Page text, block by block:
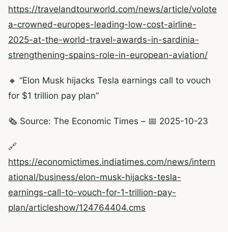
https://travelandtourworld.com/news/article/volote
a-crowned-europes-leading-low-cost-airline-
2025-at-the-world-travel-awards-in-sardinia-
strengthening-spains-role-in-european-aviation/
🔸 “Elon Musk hijacks Tesla earnings call to vouch
for $1 trillion pay plan”
🗞️ Source: The Economic Times – 📅 2025-10-23
🔗
https://economictimes.indiatimes.com/news/intern
ational/business/elon-musk-hijacks-tesla-
earnings-call-to-vouch-for-1-trillion-pay-
plan/articleshow/124764404.cms